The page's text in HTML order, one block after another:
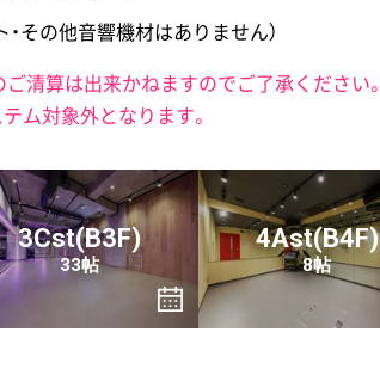
・その他音響機材はありません）
清算は出来かねますのでご了承ください。
ム対象外となります。
3Cst(B3F)
33帖
4Ast(B4F)
8帖